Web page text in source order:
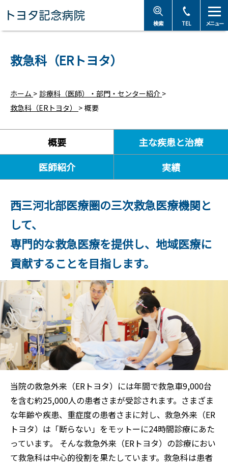
メニュー
TEL
検索
救急科（ERトヨタ）
ホーム > 診療科（医師）・部門・センター紹介 >
救急科（ERトヨタ）
> 概要
概要
主な疾患と治療
医師紹介
実績
西三河北部医療圏の三次救急医療機関と
して、
専門的な救急医療を提供し、地域医療に
貢献することを目指します。
当院の救急外来（ERトヨタ）には年間で救急車9,000台
を含む約25,000人の患者さまが受診されます。さまざま
な年齢や疾患、重症度の患者さまに対し、救急外来（ER
トヨタ）は「断らない」をモットーに24時間診療にあた
っています。 そんな救急外来（ERトヨタ）の診療におい
て救急科は中心的役割を果たしています。救急科は患者